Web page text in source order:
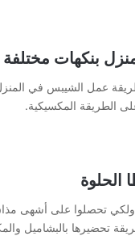
بنكهات مختلفة
عمل الشيبس في
الطريقة المكسيكية.
الحلوة
ولكي تحصلوا على أشهى
تحضيرها بالبشاميل